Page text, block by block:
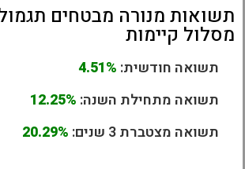
תשואות מנורה מבטחים
מסלול קיימות
תשואה חודשית: 4.51%
תשואה מתחילת השנה: 12.25%
תשואה מצטברת 3 שנים:
20.29%